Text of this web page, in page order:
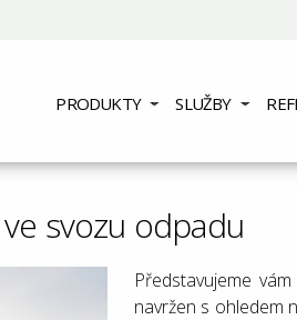
PRODUKTY SLUŽBY
svozu odpadu
Představujeme
navržen s ohledem